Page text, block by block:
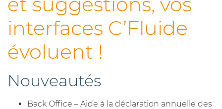
interfaces C’Fluide
évoluent !
Nouveautés
Back Office – Aide à la déclaration annuelle des